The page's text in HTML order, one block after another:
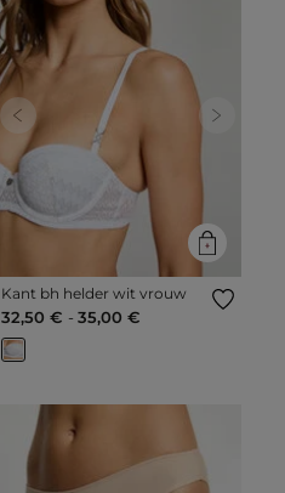
Previous Next
Kant bh helder wit vrouw
32,50 € - 35,00 €